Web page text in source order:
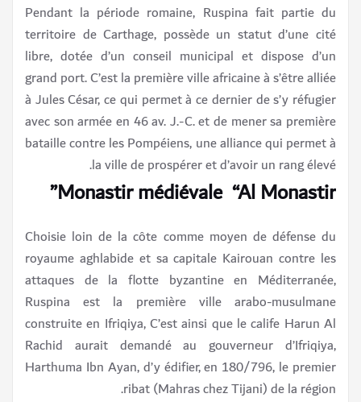
Pendant la période romaine, Ruspina fait partie du
territoire de Carthage, possède un statut d’une cité
libre, dotée d’un conseil municipal et dispose d’un
grand port. C’est la première ville africaine à s’être alliée
à Jules César, ce qui permet à ce dernier de s’y réfugier
avec son armée en 46 av. J.-C. et de mener sa première
bataille contre les Pompéiens, une alliance qui permet à
la ville de prospérer et d’avoir un rang élevé.
Monastir médiévale “Al Monastir”
Choisie loin de la côte comme moyen de défense du
royaume aghlabide et sa capitale Kairouan contre les
attaques de la flotte byzantine en Méditerranée,
Ruspina est la première ville arabo-musulmane
construite en Ifriqiya, C’est ainsi que le calife Harun Al
Rachid aurait demandé au gouverneur d’Ifriqiya,
Harthuma Ibn Ayan, d’y édifier, en 180/796, le premier
ribat (Mahras chez Tijani) de la région.